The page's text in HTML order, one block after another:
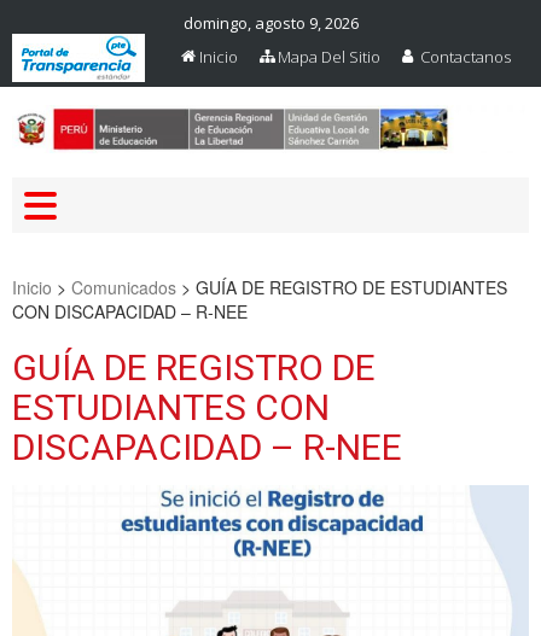
domingo, agosto 9, 2026
Inicio
Mapa Del Sitio Contactanos
Inicio > Comunicados > GUÍA DE REGISTRO DE ESTUDIANTES
CON DISCAPACIDAD – R-NEE
GUÍA DE REGISTRO DE
ESTUDIANTES CON
DISCAPACIDAD – R-NEE